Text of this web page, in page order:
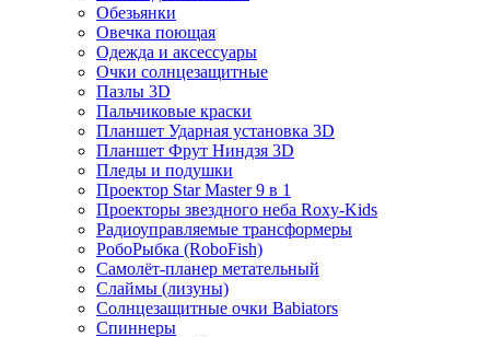
Обезьянки
Овечка поющая
Одежда и аксессуары
Очки солнцезащитные
Пазлы 3D
Пальчиковые краски
Планшет Ударная установка 3D
Планшет Фрут Ниндзя 3D
Пледы и подушки
Проектор Star Master 9 в 1
Проекторы звездного неба Roxy-Kids
Радиоуправляемые трансформеры
РобоРыбка (RoboFish)
Самолёт-планер метательный
Слаймы (лизуны)
Солнцезащитные очки Babiators
Спиннеры